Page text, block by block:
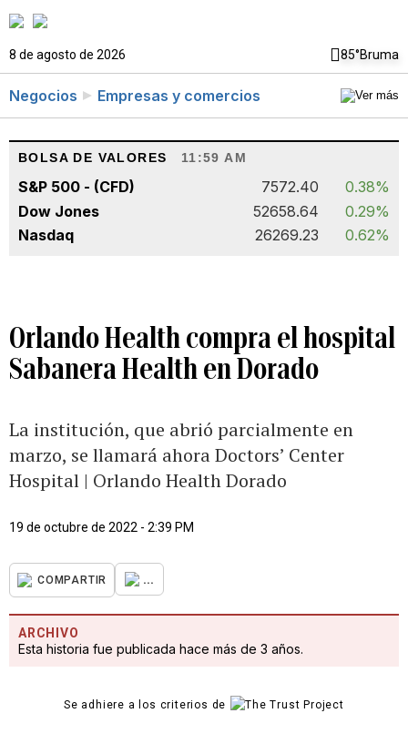
8 de agosto de 2026 85°Bruma
Negocios Empresas y comercios
BOLSA DE VALORES 11:59 AM
S&P 500 - (CFD) 7572.40
0.38%
Dow Jones
52658.64
0.29%
Nasdaq
26269.23 0.62%
Orlando Health compra el hospital
Sabanera Health en Dorado
La institución, que abrió parcialmente en
marzo, se llamará ahora Doctors’ Center
Hospital | Orlando Health Dorado
19 de octubre de 2022 - 2:39 PM
COMPARTIR ...
ARCHIVO
Esta historia fue publicada hace más de 3 años.
Se adhiere a los criterios de